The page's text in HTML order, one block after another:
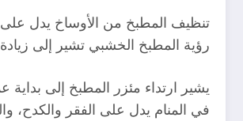
تنظيف المطبخ من الأوساخ يدل على
رؤية المطبخ الخشبي تشير إلى
يشير ارتداء مئزر المطبخ إلى
في المنام يدل على الفقر